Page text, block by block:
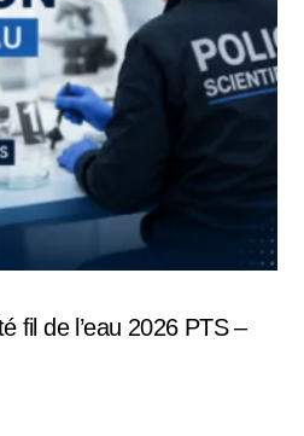
fil de l’eau 2026 PTS –